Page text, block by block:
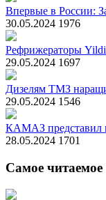
Впервые в России:
30.05.2024 1976
Рефрижераторы
29.05.2024 1697
Дизелям ТМЗ
29.05.2024 1546
КАМАЗ представил
28.05.2024 1701
Самое читаемое